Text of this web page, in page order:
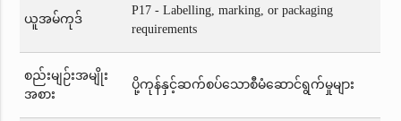
ယူအမ်ကုဒ်
P17 - Labelling, marking, or packaging
requirements
စည်းမျဉ်းအမျိုး
အစား
ပို့ကုန်နှင့်ဆက်စပ်သောစီမံဆောင်ရွက်မှုများ